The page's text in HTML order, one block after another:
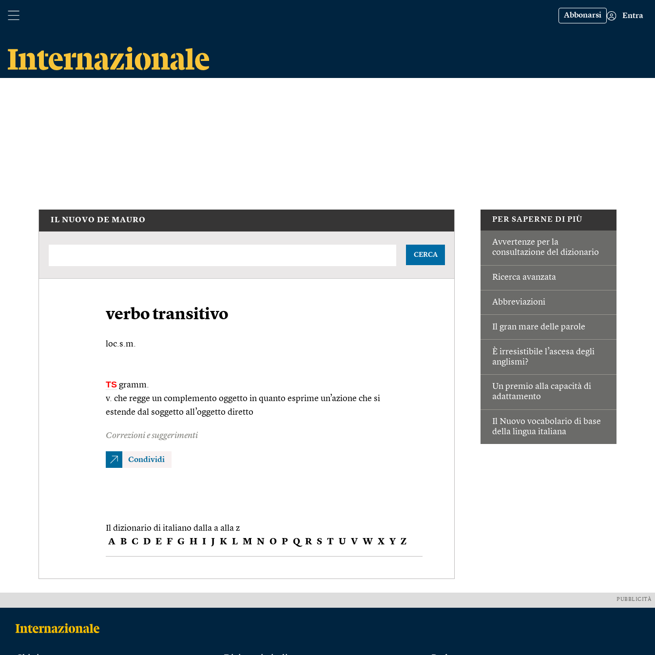
Abbonarsi Entra
PER SAPERNE DI PIÙ
Avvertenze per la
consultazione del dizionario
Ricerca avanzata
Abbreviazioni
Il gran mare delle parole
È irresistibile l’ascesa degli
anglismi?
Un premio alla capacità di
adattamento
Il Nuovo vocabolario di base
della lingua italiana
IL NUOVO DE MAURO
CERCA
verbo transitivo
loc.s.m.
TS gramm.
v. che regge un complemento oggetto in quanto esprime un’azione che si
estende dal soggetto all’oggetto diretto
Correzioni e suggerimenti
Condividi
Il dizionario di italiano dalla a alla z
A B C D E F G H I J K L M N O P Q R S T U V W X Y Z
PUBBLICITÀ